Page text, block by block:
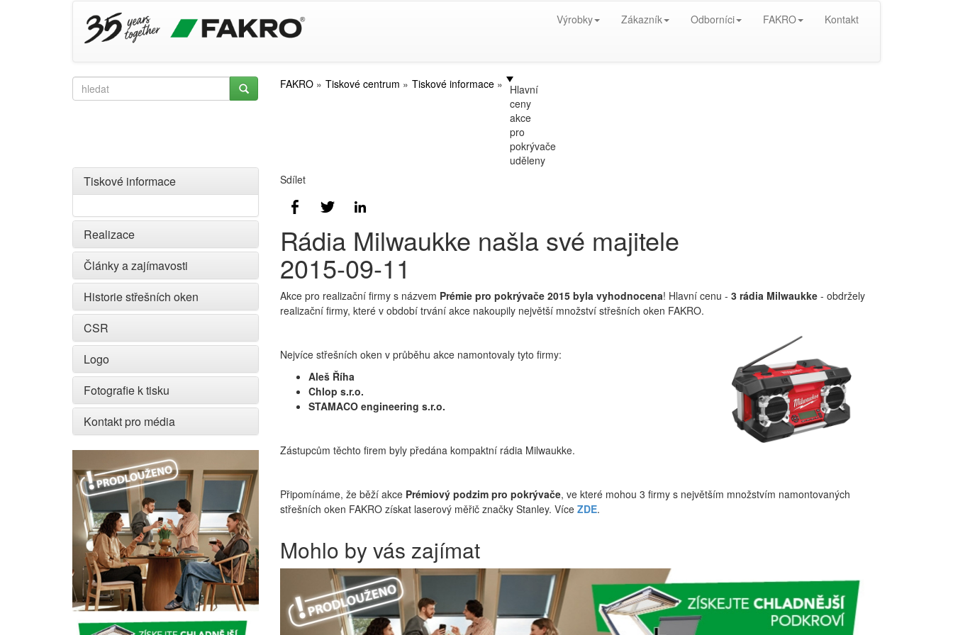
Výrobky Zákazník Odborníci FAKRO Kontakt
FAKRO Tiskové centrum Tiskové informace
Hlavní
ceny
akce
pro
pokrývače
uděleny
Tiskové informace
Realizace
Články a zajímavosti
Historie střešních oken
CSR
Logo
Fotografie k tisku
Kontakt pro média
Sdílet
Rádia Milwaukke našla své majitele
2015-09-11
Akce pro realizační firmy s názvem Prémie pro pokrývače 2015 byla vyhodnocena! Hlavní cenu - 3 rádia Milwaukke- obdržely
realizační firmy, které v období trvání akce nakoupily největší množství střešních oken FAKRO.
Nejvíce střešních oken v průběhu akce namontovaly tyto firmy:
Aleš Říha
Chlop s.r.o.
STAMACO engineering s.r.o.
Zástupcům těchto firem byly předána kompaktní rádia Milwaukke.
Připomínáme, že běží akcePrémiový podzim pro pokrývače, ve které mohou 3 firmy s největším množstvím namontovaných
střešních oken FAKRO získat laserový měřič značky Stanley. Více ZDE.
Mohlo by vás zajímat